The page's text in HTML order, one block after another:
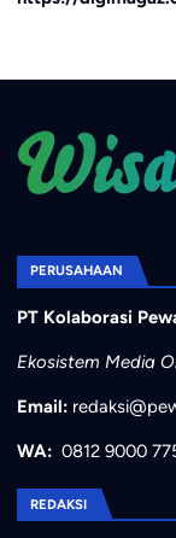
PERUSAHAAN
PT Kolaborasi
Ekosistem Media
Email:
WA: 0812 9000
REDAKSI